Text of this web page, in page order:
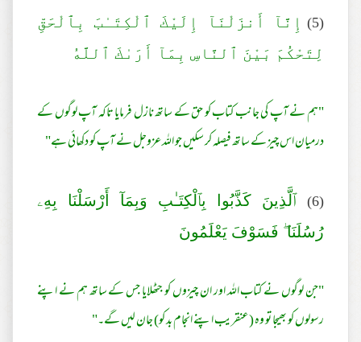
(5)
إِنَّآ أَنزَلْنَآ إِلَيْكَ ٱلْكِتَـٰبَ بِٱلْحَقِّ
لِتَحْكُمَ بَيْنَ ٱلنَّاسِ بِمَآ أَرَ‌ىٰكَ ٱللَّهُ
"ہم نے آپ کی جانب کتاب کو حق کے ساتھ نازل فرمایا تاکہ آپ لوگوں کے
درمیان اس چیز کے ساتھ فیصلہ کر سکیں جو اللہ عزوجل نے آپ کو دکھائی ہے"
(6)
ٱلَّذِينَ كَذَّبُوا بِٱلْكِتَـٰبِ وَبِمَآ أَرْ‌سَلْنَا بِهِۦ
رُ‌سُلَنَا ۖ فَسَوْفَ يَعْلَمُونَ
"جن لوگوں نے کتاب اللہ اور ان چیزوں کو جٹھلایا جس کے ساتھ ہم نے اپنے
رسولوں کو بھیجا تو وہ (عنقریب اپنے انجام بد کو) جان لیں گے۔"